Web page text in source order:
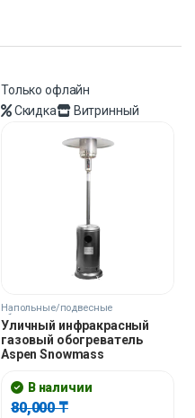
Только офлайн
Скидка
Витринный
Напольные/подвесные
обогреватели
Уличный инфракрасный
газовый обогреватель
Aspen Snowmass
В наличии
80,000₸